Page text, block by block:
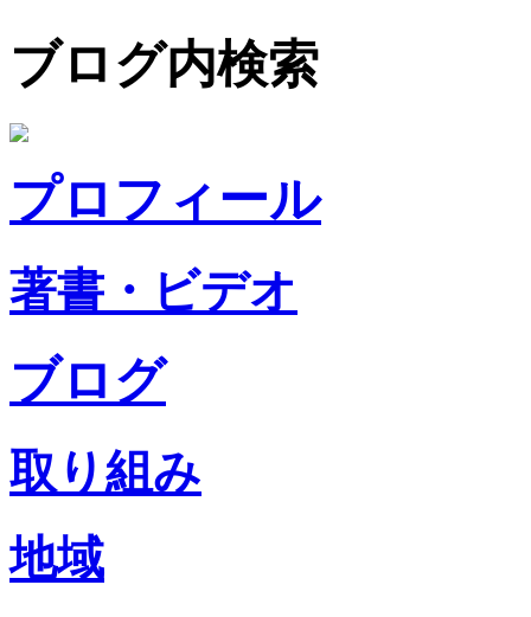
ブログ内検索
プロフィール
著書・ビデオ
ブログ
取り組み
地域